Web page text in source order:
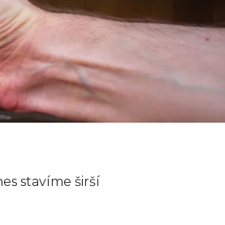
stavíme širší